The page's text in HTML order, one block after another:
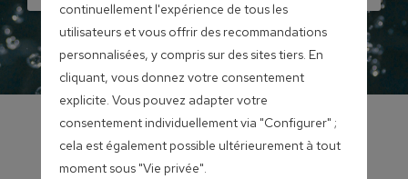
continuellement l'expérience de tous les
utilisateurs et vous offrir des recommandations
personnalisées, y compris sur des sites tiers. En
cliquant, vous donnez votre consentement
explicite. Vous pouvez adapter votre
consentement individuellement via "Configurer" ;
cela est également possible ultérieurement à tout
moment sous "Vie privée".